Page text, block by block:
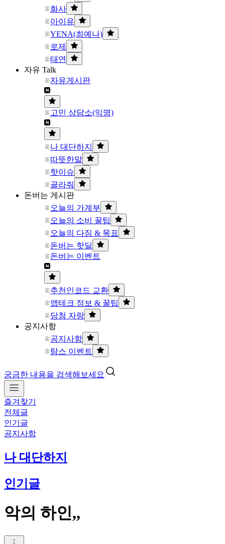
화사
아이유
YENA(최예나)
로제
태연
자유 Talk
자유게시판
고민 상담소(익명)
나 대단하지
따뜻한말
핫이슈
골라줘
돈버는 게시판
오늘의 가계부
오늘의 소비 꿀팁
오늘의 다짐 & 목표
돈버는 핫딜
돈버는 이벤트
추천인코드 교환
앱테크 정보 & 꿀팁
당첨 자랑
공지사항
공지사항
탐스 이벤트
궁금한 내용을 검색해보세요
즐겨찾기
전체글
인기글
공지사항
나 대단하지
인기글
악의 하인,,